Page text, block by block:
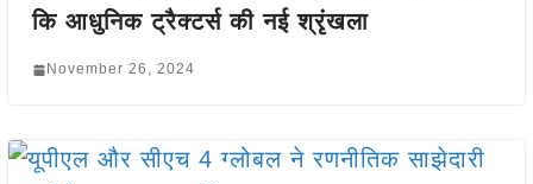
कि आधुनिक ट्रैक्टर्स की नई श्रृंखला
November 26, 2024